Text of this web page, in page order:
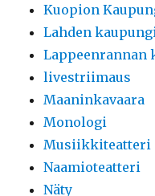
Kuopion
Lahden
Lappeenrannan
livestriimaus
Maaninkavaara
Monologi
Musiikkiteatteri
Naamioteatteri
Näty